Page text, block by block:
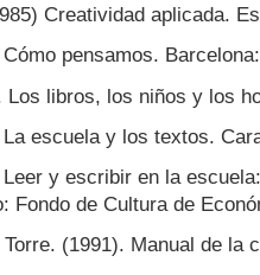
Creatividad aplicada.
pensamos.
Los libros, los niños y los
escuela y los textos.
y escribir en la
Fondo de Cultura de
(1991). Manual de la